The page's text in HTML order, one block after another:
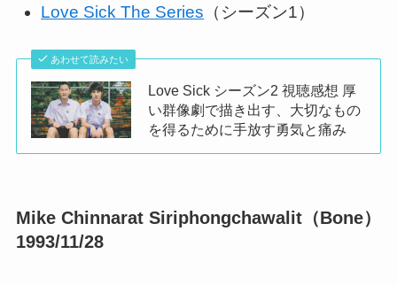
Love Sick The Series （シーズン1）
あわせて読みたい
Love Sick シーズン2 視聴感想 厚
い群像劇で描き出す、大切なもの
を得るために手放す勇気と痛み
Mike Chinnarat Siriphongchawalit（Bone）
1993/11/28